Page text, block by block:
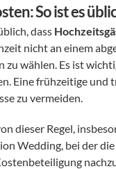
So ist es
dass
nicht an einem
wählen. Es ist
Eine frühzeitige
zu vermeiden.
dieser Regel,
Wedding, bei der